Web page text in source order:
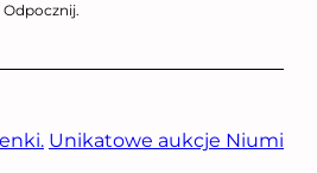
Odpocznij.
Unikatowe aukcje Niumi